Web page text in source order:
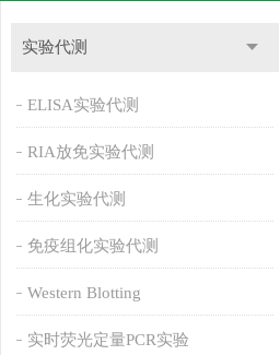
实验代测
ELISA实验代测
RIA放免实验代测
生化实验代测
免疫组化实验代测
Western Blotting
实时荧光定量PCR实验